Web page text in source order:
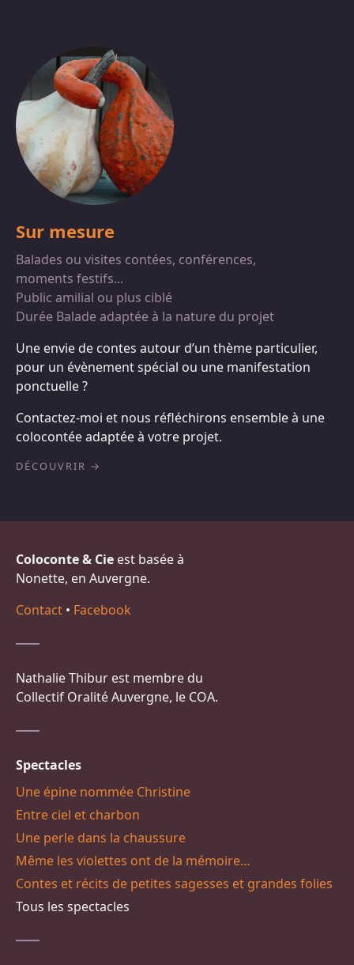
Sur mesure
Balades ou visites contées, conférences,
moments festifs...
Public amilial ou plus ciblé
Durée Balade adaptée à la nature du projet
Une envie de contes autour d’un thème particulier,
pour un évènement spécial ou une manifestation
ponctuelle ?
Contactez-moi et nous réfléchirons ensemble à une
colocontée adaptée à votre projet.
DÉCOUVRIR
Coloconte & Cie est basée à
Nonette, en Auvergne.
Contact • Facebook
Nathalie Thibur est membre du
Collectif Oralité Auvergne, le COA.
Spectacles
Une épine nommée Christine
Entre ciel et charbon
Une perle dans la chaussure
Même les violettes ont de la mémoire…
Contes et récits de petites sagesses et grandes folies
Tous les spectacles